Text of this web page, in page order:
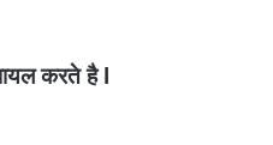
करते है l